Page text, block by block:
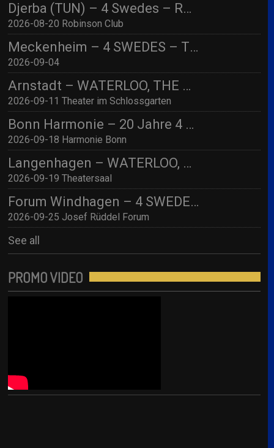
Djerba (TUN) – 4 Swedes – Robinson Djerba Bahia
2026-08-20 Robinson Club
Meckenheim – 4 SWEDES – TBA
2026-09-04
Arnstadt – WATERLOO, THE ABBA SHOW (by 4 Swedes – A Tribute To Abba) mit Streichquartett
2026-09-11 Theater im Schlossgarten
Bonn Harmonie – 20 Jahre 4 SWEDES – A Tribute to Abba / Jubiläumskonzert!
2026-09-18 Harmonie Bonn
Langenhagen – WATERLOO, THE ABBA SHOW (by 4 Swedes – A Tribute To Abba) mit Streichquartett
2026-09-19 Theatersaal
Forum Windhagen – 4 SWEDES – A Tribute to Abba
2026-09-25 Josef Rüddel Forum
See all
PROMO VIDEO